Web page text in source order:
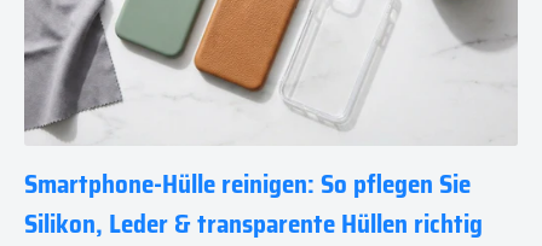
Smartphone-Hülle reinigen: So pflegen Sie
Silikon, Leder & transparente Hüllen richtig